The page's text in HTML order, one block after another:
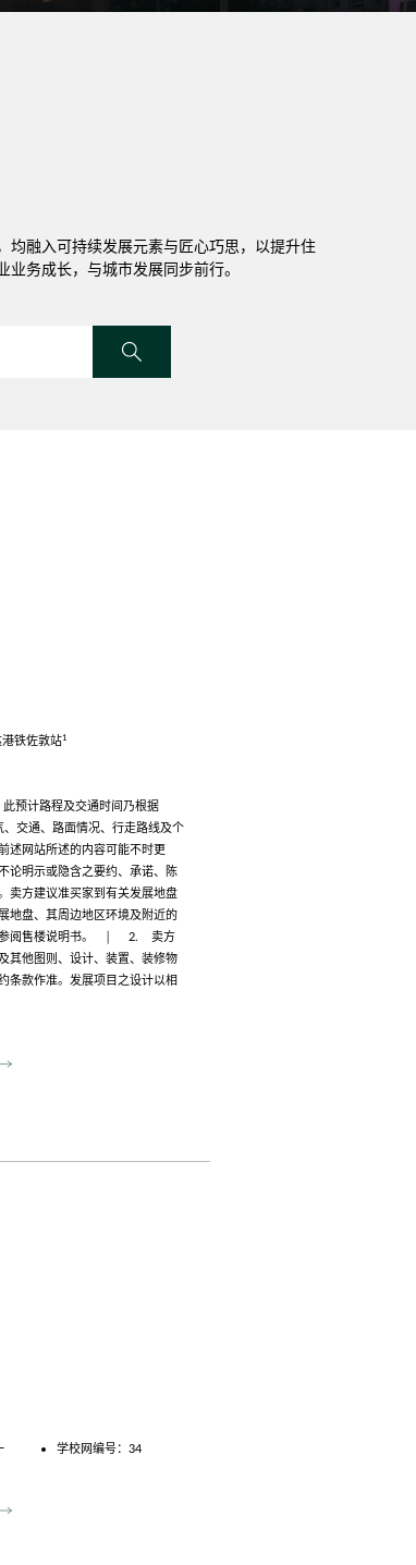
均融入可持续发展元素与匠心巧思，以提升住
务成长，与城市发展同步前行。
铁佐敦站1
预计路程及交通时间乃根据
交通、路面情况、行走路线及个
述网站所述的内容可能不时更
论明示或隐含之要约、承诺、陈
卖方建议准买家到有关发展地盘
地盘、其周边地区环境及附近的
参阅售楼说明书。 │ 2. 卖方
其他图则、设计、装置、装修物
条款作准。发展项目之设计以相
学校网编号：34